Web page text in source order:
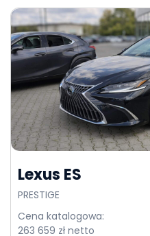
Lexus ES
PRESTIGE
Cena katalogowa:
263 659 zł netto